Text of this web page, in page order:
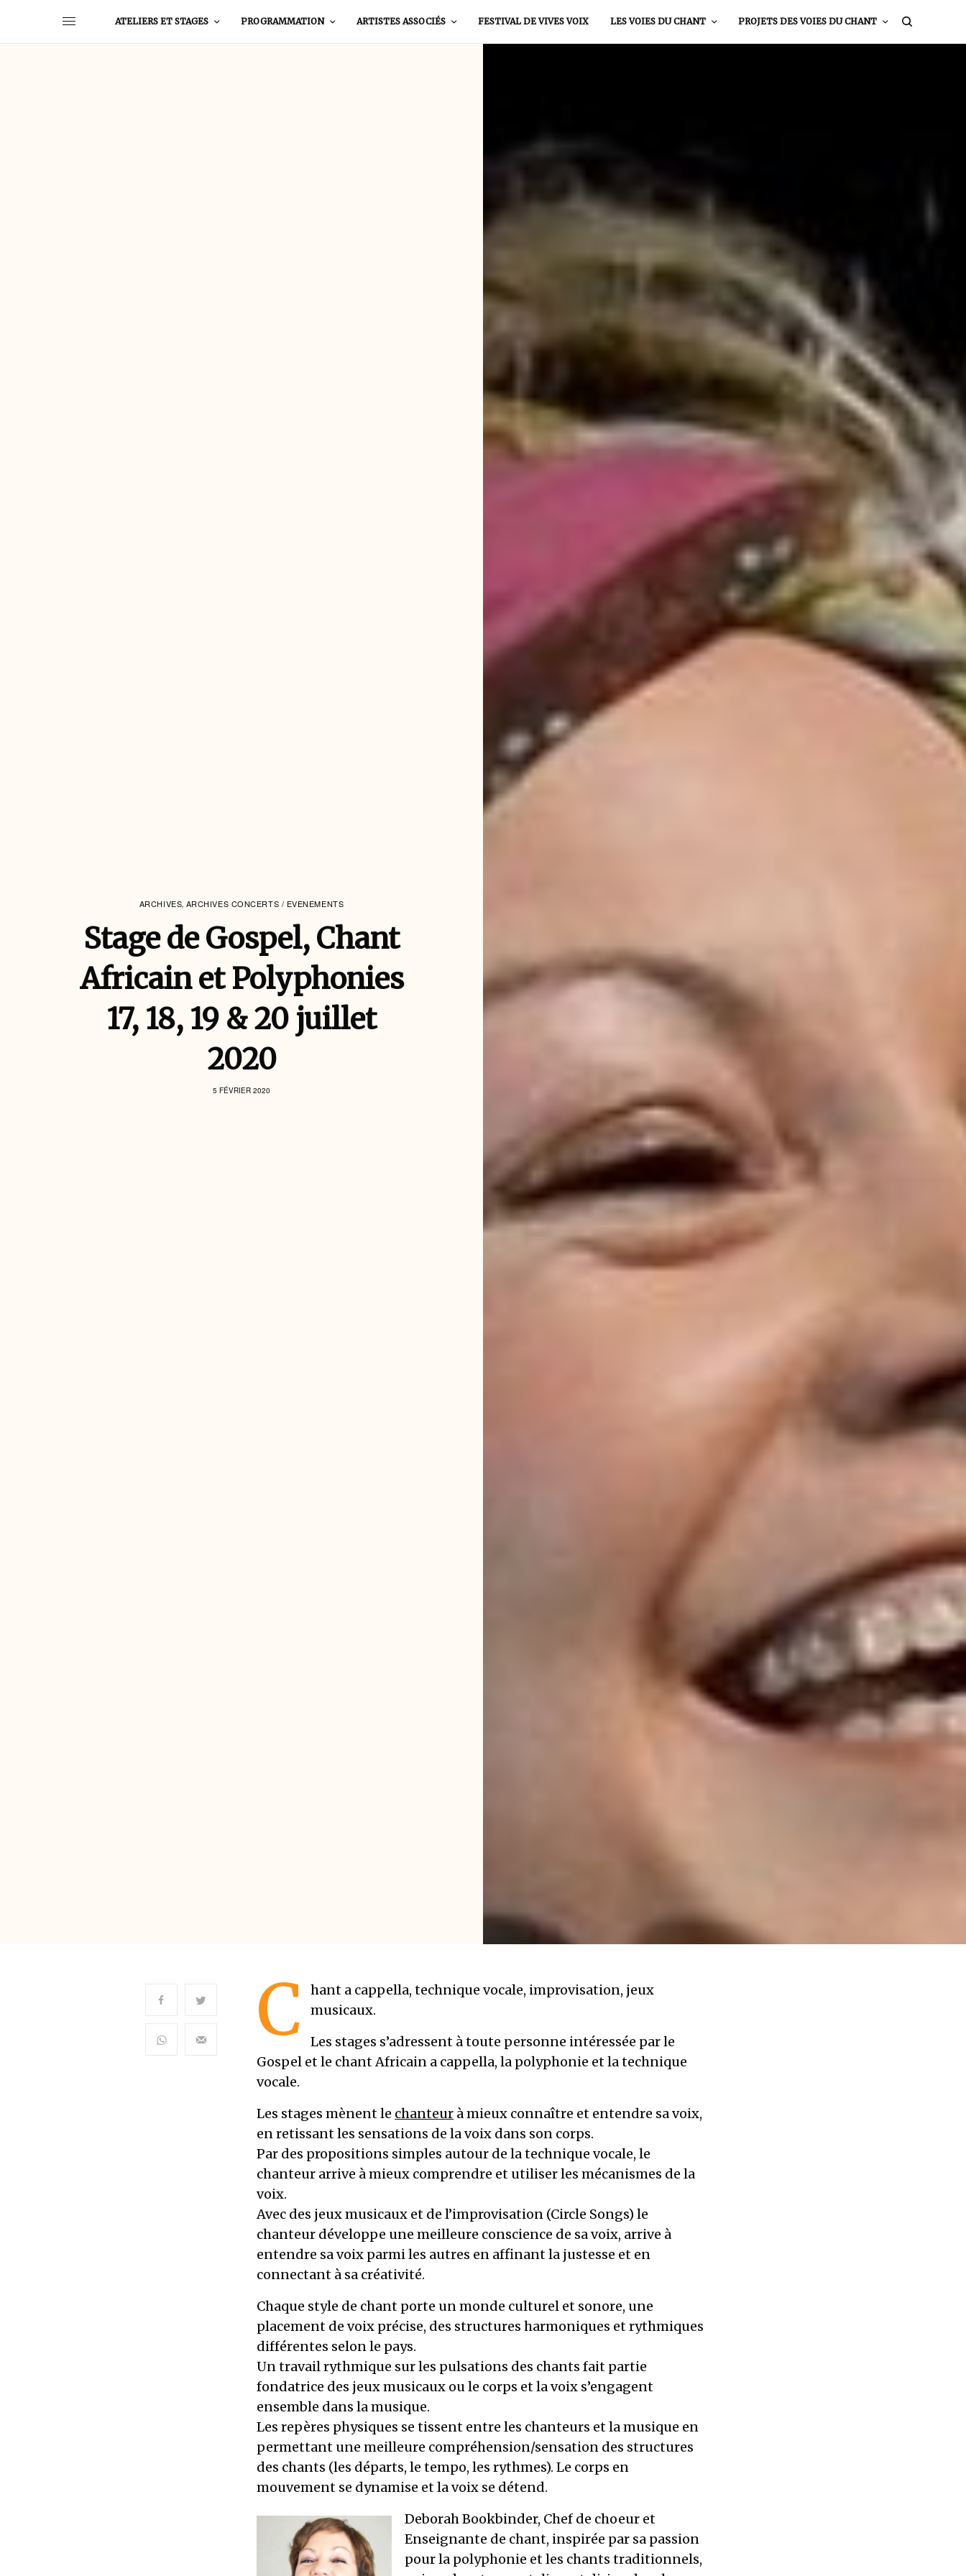
ATELIERS ET STAGES PROGRAMMATION ARTISTES ASSOCIÉS FESTIVAL DE VIVES VOIX LES VOIES DU CHANT PROJETS DES VOIES DU CHANT
ARCHIVES, ARCHIVES CONCERTS / EVENEMENTS
Stage de Gospel, Chant
Africain et Polyphonies
17, 18, 19 & 20 juillet
2020
5 FÉVRIER 2020
C
hant a cappella, technique vocale, improvisation, jeux
musicaux.
Les stages s’adressent à toute personne intéressée par le
Gospel et le chant Africain a cappella, la polyphonie et la technique
vocale.
Les stages mènent le chanteur à mieux connaître et entendre sa voix,
en retissant les sensations de la voix dans son corps.
Par des propositions simples autour de la technique vocale, le
chanteur arrive à mieux comprendre et utiliser les mécanismes de la
voix.
Avec des jeux musicaux et de l’improvisation (Circle Songs) le
chanteur développe une meilleure conscience de sa voix, arrive à
entendre sa voix parmi les autres en affinant la justesse et en
connectant à sa créativité.
Chaque style de chant porte un monde culturel et sonore, une
placement de voix précise, des structures harmoniques et rythmiques
différentes selon le pays.
Un travail rythmique sur les pulsations des chants fait partie
fondatrice des jeux musicaux ou le corps et la voix s’engagent
ensemble dans la musique.
Les repères physiques se tissent entre les chanteurs et la musique en
permettant une meilleure compréhension/sensation des structures
des chants (les départs, le tempo, les rythmes). Le corps en
mouvement se dynamise et la voix se détend.
Deborah Bookbinder, Chef de choeur et
Enseignante de chant, inspirée par sa passion
pour la polyphonie et les chants traditionnels,